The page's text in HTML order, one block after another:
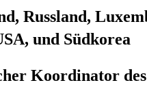
Russland,
und Südkorea
Koordinator